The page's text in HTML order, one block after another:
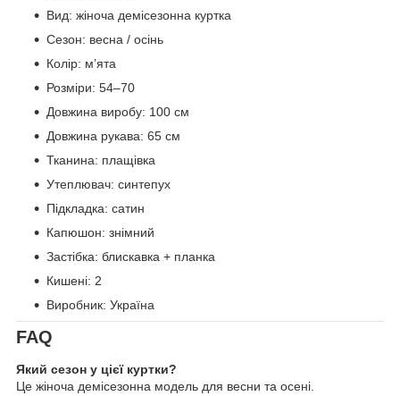
Вид: жіноча демісезонна куртка
Сезон: весна / осінь
Колір: м’ята
Розміри: 54–70
Довжина виробу: 100 см
Довжина рукава: 65 см
Тканина: плащівка
Утеплювач: синтепух
Підкладка: сатин
Капюшон: знімний
Застібка: блискавка + планка
Кишені: 2
Виробник: Україна
FAQ
Який сезон у цієї куртки?
Це жіноча демісезонна модель для весни та осені.